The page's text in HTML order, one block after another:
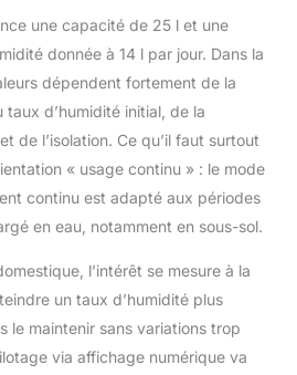
ANS - Le Arete One est
une garantie de 5 ans.
caractéristique unique,
autre marque de
dans les environnements
ne l'offre comme
une capacité de 25 l et une
donnée à 14 l par jour. Dans la
dépendent fortement de la
d’humidité initial, de la
de l’isolation. Ce qu’il faut surtout
« usage continu » : le mode
continu est adapté aux périodes
en eau, notamment en sous-sol.
l’intérêt se mesure à la
un taux d’humidité plus
le maintenir sans variations trop
via affichage numérique va